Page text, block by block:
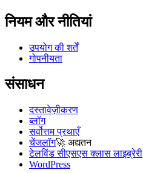
नियम और नीतियां
उपयोग की शर्तें
गोपनीयता
संसाधन
दस्तावेज़ीकरण
ब्लॉग
सर्वोत्तम प्रथाएँ
चेंजलॉग🚀 अद्यतन
टेलविंड सीएसएस क्लास लाइब्रेरी
WordPress